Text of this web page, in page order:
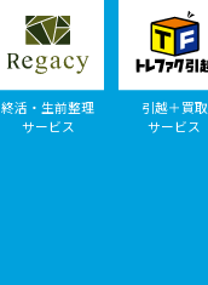
終活・生前整理
サービス
引越＋買取
サービス